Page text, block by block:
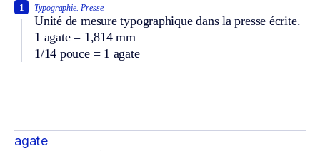
Typographie. Presse.
Unité de mesure typographique dans la presse écrite.
1 agate = 1,814 mm
1/14 pouce = 1 agate
1
agate